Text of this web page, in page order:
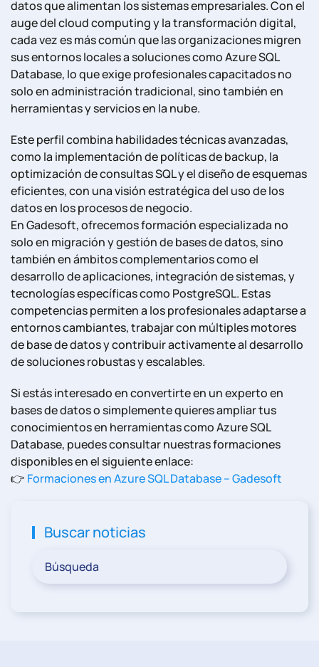
datos que alimentan los sistemas empresariales. Con el
auge del cloud computing y la transformación digital,
cada vez es más común que las organizaciones migren
sus entornos locales a soluciones como Azure SQL
Database, lo que exige profesionales capacitados no
solo en administración tradicional, sino también en
herramientas y servicios en la nube.
Este perfil combina habilidades técnicas avanzadas,
como la implementación de políticas de backup, la
optimización de consultas SQL y el diseño de esquemas
eficientes, con una visión estratégica del uso de los
datos en los procesos de negocio.
En Gadesoft, ofrecemos formación especializada no
solo en migración y gestión de bases de datos, sino
también en ámbitos complementarios como el
desarrollo de aplicaciones, integración de sistemas, y
tecnologías específicas como PostgreSQL. Estas
competencias permiten a los profesionales adaptarse a
entornos cambiantes, trabajar con múltiples motores
de base de datos y contribuir activamente al desarrollo
de soluciones robustas y escalables.
Si estás interesado en convertirte en un experto en
bases de datos o simplemente quieres ampliar tus
conocimientos en herramientas como Azure SQL
Database, puedes consultar nuestras formaciones
disponibles en el siguiente enlace:
👉 Formaciones en Azure SQL Database – Gadesoft
Buscar noticias